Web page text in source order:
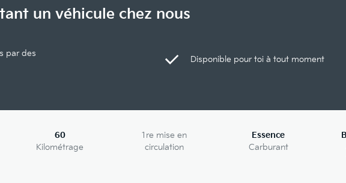
un véhicule chez nous
par des
Disponible pour toi à tout moment
60
Kilométrage
1re mise en
circulation
Essence
Carburant